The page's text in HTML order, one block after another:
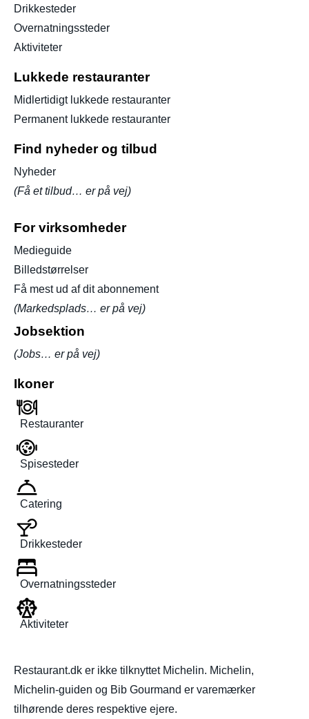
Drikkesteder
Overnatningssteder
Aktiviteter
Lukkede restauranter
Midlertidigt lukkede restauranter
Permanent lukkede restauranter
Find nyheder og tilbud
Nyheder
(Få et tilbud… er på vej)
For virksomheder
Medieguide
Billedstørrelser
Få mest ud af dit abonnement
(Markedsplads… er på vej)
Jobsektion
(Jobs… er på vej)
Ikoner
Restauranter
Spisesteder
Catering
Drikkesteder
Overnatningssteder
Aktiviteter
Restaurant.dk er ikke tilknyttet Michelin. Michelin,
Michelin-guiden og Bib Gourmand er varemærker
tilhørende deres respektive ejere.